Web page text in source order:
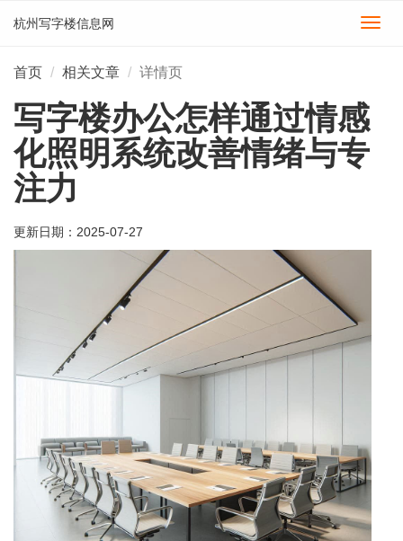
切
杭州写字楼信息网
首页 相关文章 详情页
写字楼办公怎样通过情感
化照明系统改善情绪与专
注力
更新日期： 2025-07-27